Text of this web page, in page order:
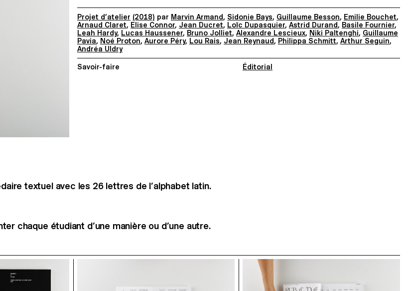
Projet d’atelier (2018) par Marvin Armand, Sidonie Bays, Guillaume Besson, Emilie Bouchet,
Arnaud Claret, Elise Connor, Jean Ducret, Loïc Dupasquier, Astrid Durand, Basile Fournier,
Leah Hardy, Lucas Haussener, Bruno Jolliet, Alexandre Lescieux, Niki Paltenghi, Guillaume
Pavia, Noé Proton, Aurore Péry, Lou Rais, Jean Reynaud, Philippa Schmitt, Arthur Seguin,
Andréa Uldry
Savoir-faire Éditorial
textuel avec les 26 lettres de l’alphabet latin.
chaque étudiant d’une manière ou d’une autre.